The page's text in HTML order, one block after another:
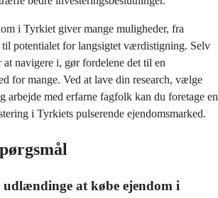
i Tyrkiet giver mange muligheder, fra
potentialet for langsigtet værdistigning. Selv
navigere i, gør fordelene det til en
for mange. Ved at lave din research, vælge
arbejde med erfarne fagfolk kan du foretage en
i Tyrkiets pulserende ejendomsmarked.
at købe ejendom i